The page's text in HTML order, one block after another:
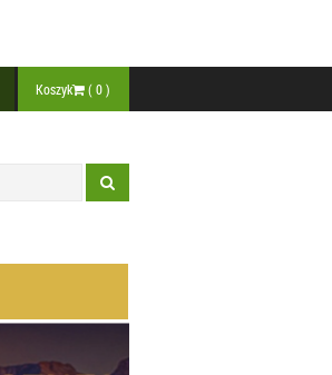
Koszyk (0)